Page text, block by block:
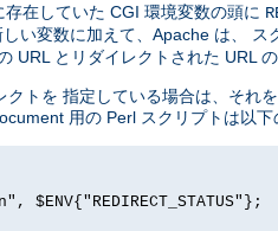
在していた CGI 環境変数の頭に
い変数に加えて、Apache は、
URL とリダイレクトされた URL
トを 指定している場合は、それ
用の Perl スクリプトは以下